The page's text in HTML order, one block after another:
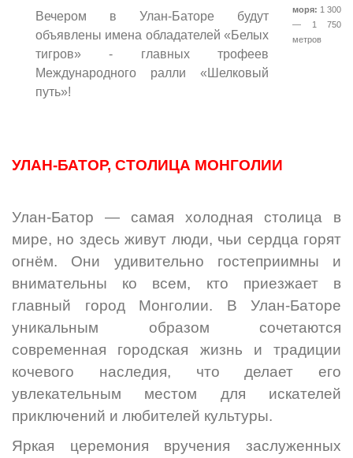
Вечером в Улан-Баторе будут
объявлены имена обладателей «Белых
тигров» - главных трофеев
Международного ралли «Шелковый
путь»!
моря: 1 300
— 1 750
метров
УЛАН-БАТОР, СТОЛИЦА МОНГОЛИИ
Улан-Батор — самая холодная столица в
мире, но здесь живут люди, чьи сердца горят
огнём. Они удивительно гостеприимны и
внимательны ко всем, кто приезжает в
главный город Монголии. В Улан-Баторе
уникальным образом сочетаются
современная городская жизнь и традиции
кочевого наследия, что делает его
увлекательным местом для искателей
приключений и любителей культуры.
Яркая церемония вручения заслуженных